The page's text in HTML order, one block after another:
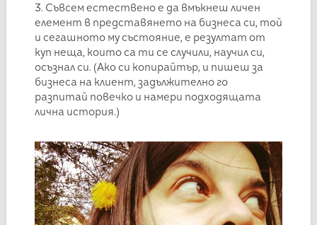
3. Съвсем естествено е да вмъкнеш личен
елемент в представянето на бизнеса си, той
и сегашното му състояние, е резултат от
куп неща, които са ти се случили, научил си,
осъзнал си. (Ако си копирайтър, и пишеш за
бизнеса на клиент, задължително го
разпитай повечко и намери подходящата
лична история.)